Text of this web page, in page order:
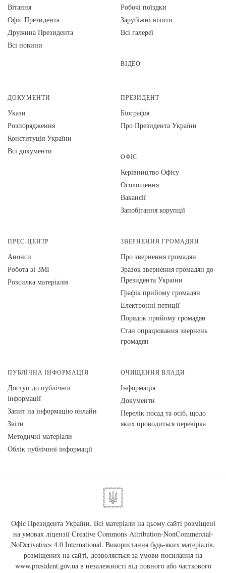
Вiтання
Офіс Президента
Дружина Президента
Всі новини
Робочі поїздки
Зарубіжні візити
Всі галереї
ВІДЕО
ДОКУМЕНТИ
Укази
Розпорядження
Конституція України
Всі документи
ПРЕЗИДЕНТ
Біографія
Про Президента України
ОФІС
Керівництво Офісу
Оголошення
Вакансії
Запобігання корупції
ПРЕС-ЦЕНТР
Анонси
Робота зі ЗМІ
Розсилка матеріалів
ЗВЕРНЕННЯ ГРОМАДЯН
Про звернення громадян
Зразок звернення громадян до
Президента України
Графік прийому громадян
Електронні петиції
Порядок прийому громадян
Стан опрацювання звернень
громадян
ПУБЛІЧНА ІНФОРМАЦІЯ
Доступ до публічної
інформації
Запит на інформацію онлайн
Звіти
Методичні матеріали
Облік публічної інформації
ОЧИЩЕННЯ ВЛАДИ
Інформація
Документи
Перелік посад та осіб, щодо
яких проводиться перевірка
Офіс Президента України. Всі матеріали на цьому сайті розміщені
на умовах ліцензії Creative Commons Attribution-NonCommercial-
NoDerivatives 4.0 International. Використання будь-яких матеріалів,
розміщених на сайті, дозволяється за умови посилання на
www.president.gov.uaв незалежності від повного або часткового